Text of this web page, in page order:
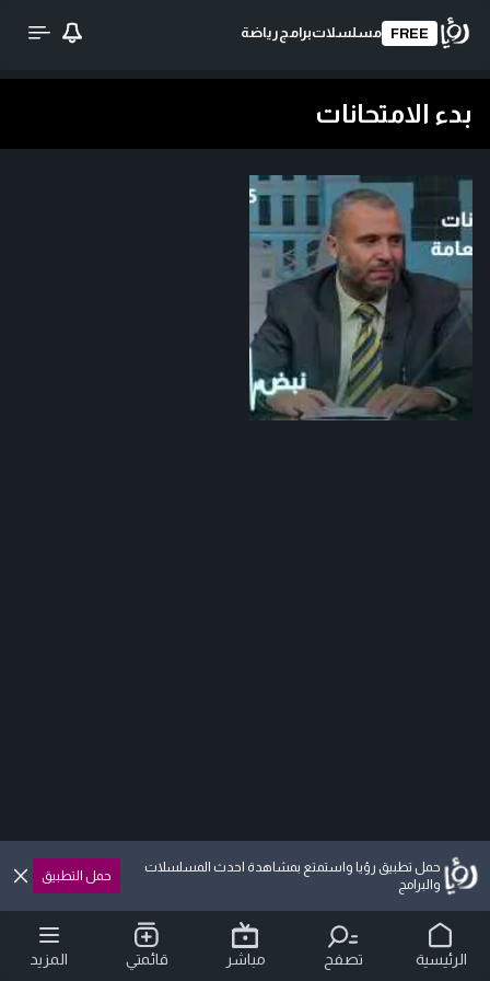
FREE مسلسلاتبرامج رياضة
بدء الامتحانات
حمل تطبيق رؤيا واستمتع بمشاهدة احدث المسلسلات
والبرامج
حمل التطبيق
الرئيسية تصفح مباشر قائمتي المزيد